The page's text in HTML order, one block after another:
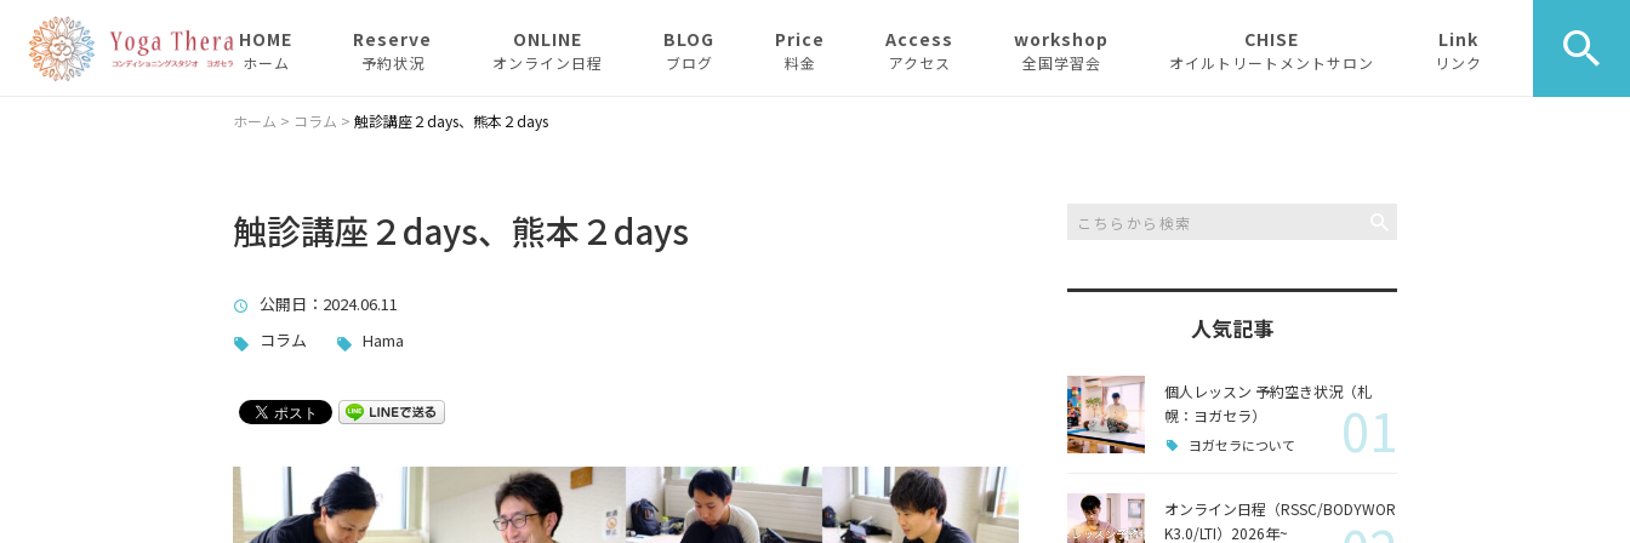
HOME
ホーム
パーソナルレッスン（個
人レッスン）
グループレッスン
group Lesson
ヨガセラのご紹介
Reserve
予約状況
ONLINE
オンライン日程
BLOG
ブログ
Price
料金
Access
アクセス
workshop
全国学習会
CHISE
オイルトリートメントサロン
Link
リンク
ホーム > コラム > 触診講座２days、熊本２days
触診講座２days、熊本２days
公開日 ：2024.06.11
コラム
Hama 人気記事
個人レッスン 予約空き状況（札
幌：ヨガセラ）
ヨガセラについて 01
オンライン日程（RSSC/BODYWOR
K3.0/LTI）2026年~